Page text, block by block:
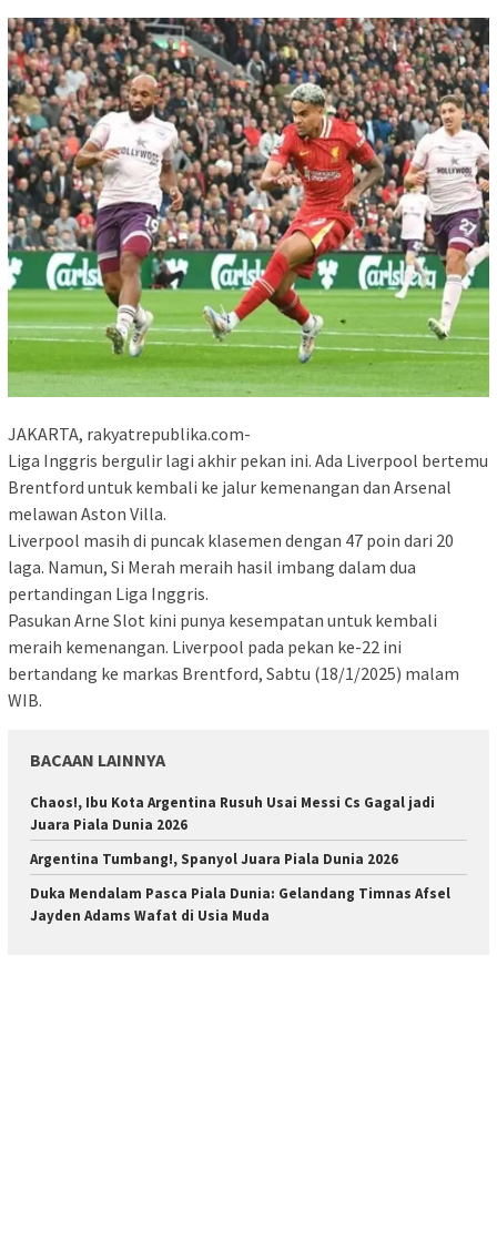
JAKARTA, rakyatrepublika.com-
Liga Inggris bergulir lagi akhir pekan ini. Ada Liverpool bertemu
Brentford untuk kembali ke jalur kemenangan dan Arsenal
melawan Aston Villa.
Liverpool masih di puncak klasemen dengan 47 poin dari 20
laga. Namun, Si Merah meraih hasil imbang dalam dua
pertandingan Liga Inggris.
Pasukan Arne Slot kini punya kesempatan untuk kembali
meraih kemenangan. Liverpool pada pekan ke-22 ini
bertandang ke markas Brentford, Sabtu (18/1/2025) malam
WIB.
BACAAN LAINNYA
Chaos!, Ibu Kota Argentina Rusuh Usai Messi Cs Gagal jadi
Juara Piala Dunia 2026
Argentina Tumbang!, Spanyol Juara Piala Dunia 2026
Duka Mendalam Pasca Piala Dunia: Gelandang Timnas Afsel
Jayden Adams Wafat di Usia Muda